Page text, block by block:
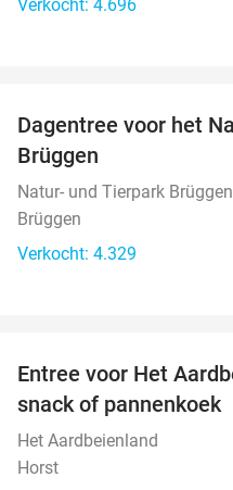
Verkocht: 4.696
Dagentree voor het
Brüggen
Natur- und Tierpark Brüggen
Brüggen
Verkocht: 4.329
Entree voor Het
snack of pannenkoek
Het Aardbeienland
Horst